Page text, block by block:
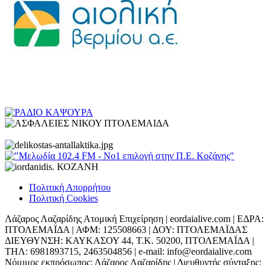
Πολιτική Απορρήτου
Πολιτική Cookies
Λάζαρος Λαζαρίδης Ατομική Επιχείρηση | eordaialive.com | ΕΔΡΑ:
ΠΤΟΛΕΜΑΪΔΑ | ΑΦΜ: 125508663 | ΔΟΥ: ΠΤΟΛΕΜΑΪΔΑΣ
ΔΙΕΥΘΥΝΣΗ: ΚΑΥΚΑΣΟΥ 44, Τ.Κ. 50200, ΠΤΟΛΕΜΑΪΔΑ |
ΤΗΛ: 6981893715, 2463504856 | e-mail: info@eordaialive.com
Νόμιμος εκπρόσωπος: Λάζαρος Λαζαρίδης | Διευθυντής σύνταξης: